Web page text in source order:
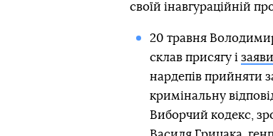
своїй інавгураційній
20 травня
склав присягу і
нардепів прийняти
кримінальну
Виборчий кодекс,